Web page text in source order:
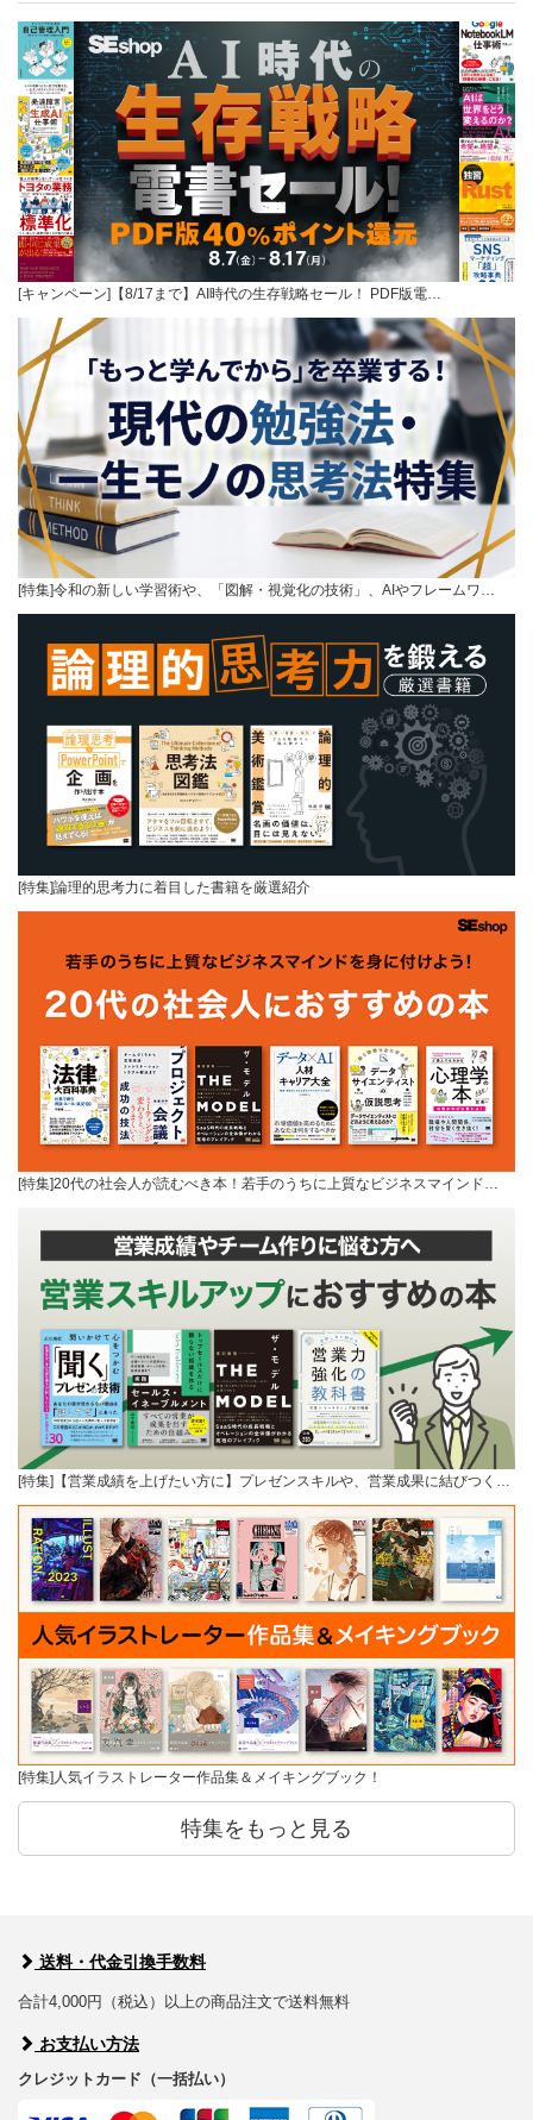
[キャンペーン]【8/17まで】AI時代の生存戦略セール！ PDF版電…
[特集]令和の新しい学習術や、「図解・視覚化の技術」、AIやフレームワ…
[特集]論理的思考力に着目した書籍を厳選紹介
[特集]20代の社会人が読むべき本！若手のうちに上質なビジネスマインド…
[特集]【営業成績を上げたい方に】プレゼンスキルや、営業成果に結びつく…
[特集]人気イラストレーター作品集＆メイキングブック！
特集をもっと見る
送料・代金引換手数料
合計4,000円（税込）以上の商品注文で送料無料
お支払い方法
クレジットカード（一括払い）